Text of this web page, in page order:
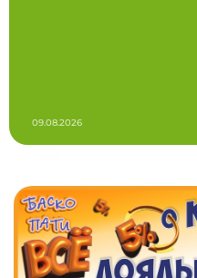
09.08.2026